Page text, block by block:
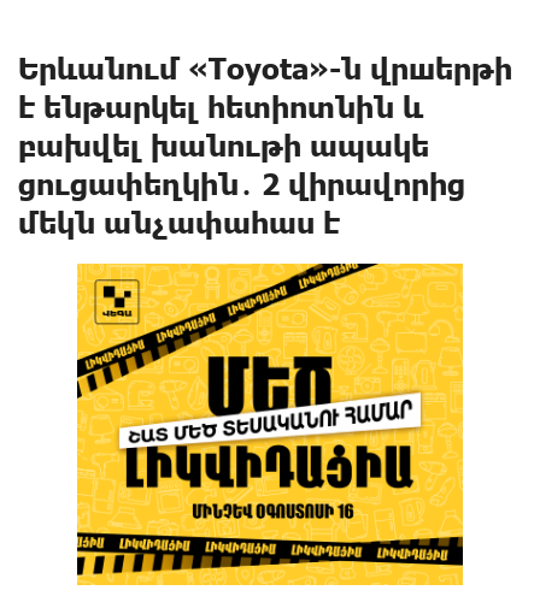
Երևանում «Toyota»-ն վրшերթի
է ենթարկել հետիոտնին և
բախվել խանութի ապակե
ցուցափեղկին․ 2 վիրավnրից
մեկն անչափահաս է